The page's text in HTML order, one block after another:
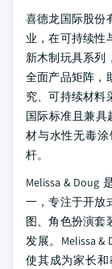
喜德龙国际股份
业，在可持续性
新木制玩具系列
全面产品矩阵，
究、可持续材料
国际标准且兼具
材与水性无毒
杆。
Melissa &
一，专注于开放
图、角色扮演套
发展。Melissa &
使其成为家长